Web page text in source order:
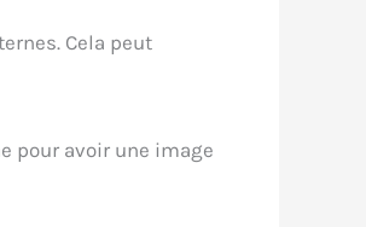
Cela peut
pour avoir une image